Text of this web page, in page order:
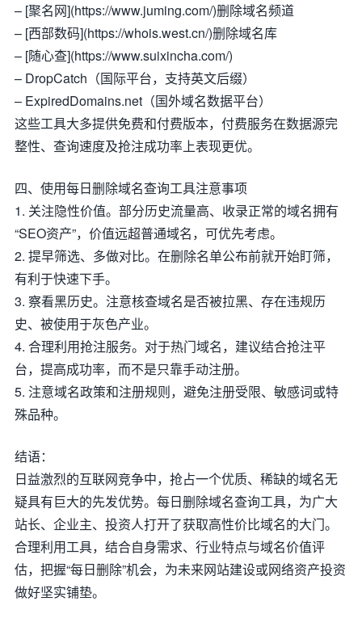
– [聚名网](https://www.juming.com/)删除域名频道
– [西部数码](https://whois.west.cn/)删除域名库
– [随心查](https://www.suixincha.com/)
– DropCatch（国际平台，支持英文后缀）
– ExpiredDomains.net（国外域名数据平台）
这些工具大多提供免费和付费版本，付费服务在数据源完
整性、查询速度及抢注成功率上表现更优。
四、使用每日删除域名查询工具注意事项
1. 关注隐性价值。部分历史流量高、收录正常的域名拥有
“SEO资产”，价值远超普通域名，可优先考虑。
2. 提早筛选、多做对比。在删除名单公布前就开始盯筛，
有利于快速下手。
3. 察看黑历史。注意核查域名是否被拉黑、存在违规历
史、被使用于灰色产业。
4. 合理利用抢注服务。对于热门域名，建议结合抢注平
台，提高成功率，而不是只靠手动注册。
5. 注意域名政策和注册规则，避免注册受限、敏感词或特
殊品种。
结语：
日益激烈的互联网竞争中，抢占一个优质、稀缺的域名无
疑具有巨大的先发优势。每日删除域名查询工具，为广大
站长、企业主、投资人打开了获取高性价比域名的大门。
合理利用工具，结合自身需求、行业特点与域名价值评
估，把握“每日删除”机会，为未来网站建设或网络资产投资
做好坚实铺垫。